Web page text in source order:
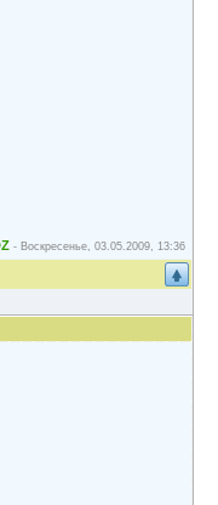
- Воскресенье, 03.05.2009, 13:36